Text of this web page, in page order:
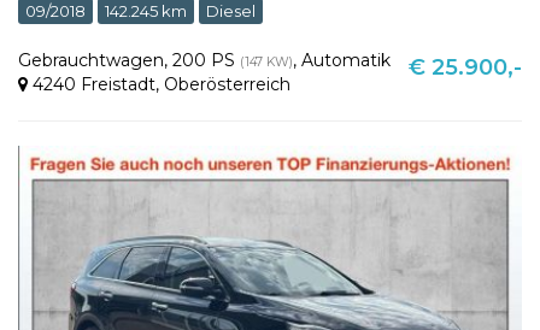
09/2018 142.245 km Diesel
Gebrauchtwagen, 200 PS (147 KW), Automatik
4240 Freistadt, Oberösterreich
€ 25.900,-